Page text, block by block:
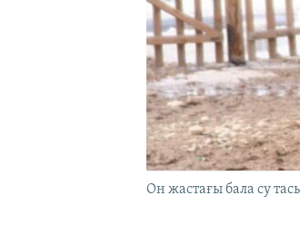
Он жастағы бала су